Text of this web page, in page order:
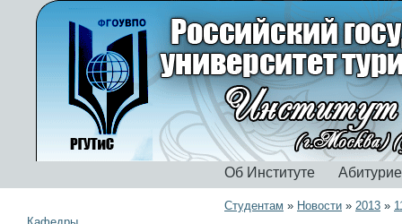
Об Институте
Студентам » Новости » 2013 »